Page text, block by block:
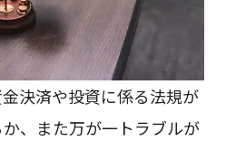
決済や投資に係る法規が
、また万が一トラブルが